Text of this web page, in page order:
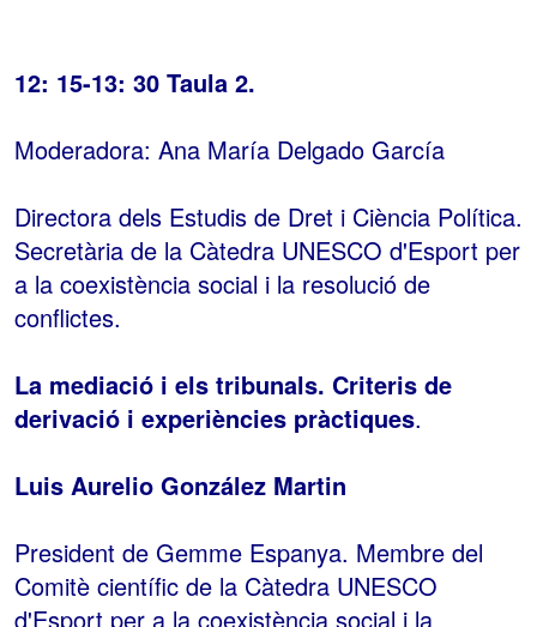
12: 15-13: 30 Taula 2.
Moderadora: Ana María Delgado García
Directora dels Estudis de Dret i Ciència Política.
Secretària de la Càtedra UNESCO d'Esport per
a la coexistència social i la resolució de
conflictes.
La mediació i els tribunals. Criteris de
derivació i experiències pràctiques.
Luis Aurelio González Martin
President de Gemme Espanya. Membre del
Comitè científic de la Càtedra UNESCO
d'Esport per a la coexistència social i la